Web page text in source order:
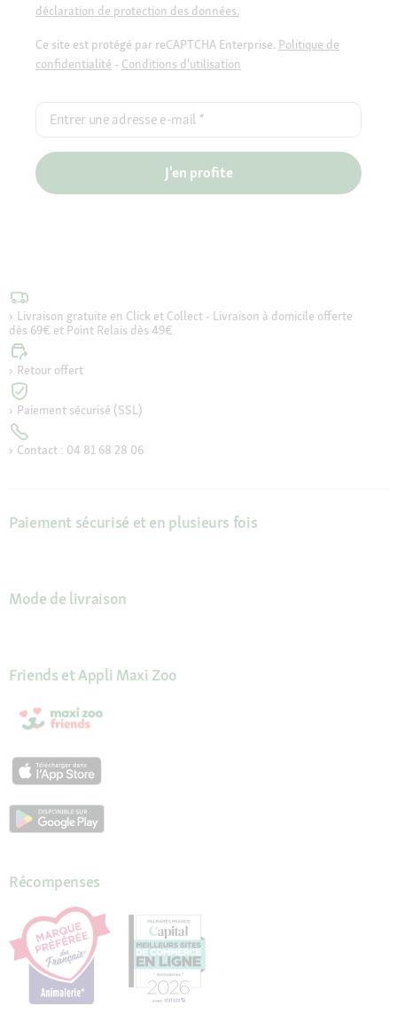
déclaration de protection des données.
Ce site est protégé par reCAPTCHA Enterprise. Politique de
confidentialité - Conditions d'utilisation
Entrer une adresse e-mail *
J'en profite
Livraison gratuite en Click et Collect - Livraison à domicile offerte
dès 69€ et Point Relais dès 49€
Retour offert
Paiement sécurisé (SSL)
Contact : 04 81 68 28 06
Paiement sécurisé et en plusieurs fois
Mode de livraison
Friends et Appli Maxi Zoo
Récompenses